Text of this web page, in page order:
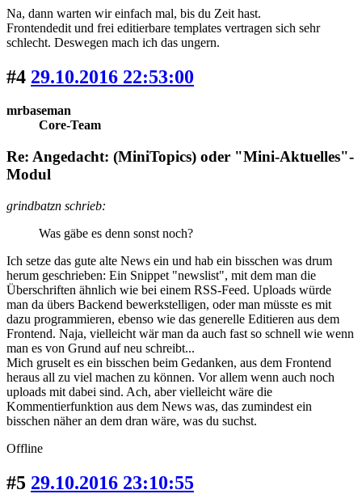
Na, dann warten wir einfach mal, bis du Zeit hast.
Frontendedit und frei editierbare templates vertragen sich sehr
schlecht. Deswegen mach ich das ungern.
#4 29.10.2016 22:53:00
mrbaseman
Core-Team
Re: Angedacht: (MiniTopics) oder "Mini-Aktuelles"-
Modul
grindbatzn schrieb:
Was gäbe es denn sonst noch?
Ich setze das gute alte News ein und hab ein bisschen was drum
herum geschrieben: Ein Snippet "newslist", mit dem man die
Überschriften ähnlich wie bei einem RSS-Feed. Uploads würde
man da übers Backend bewerkstelligen, oder man müsste es mit
dazu programmieren, ebenso wie das generelle Editieren aus dem
Frontend. Naja, vielleicht wär man da auch fast so schnell wie wenn
man es von Grund auf neu schreibt...
Mich gruselt es ein bisschen beim Gedanken, aus dem Frontend
heraus all zu viel machen zu können. Vor allem wenn auch noch
uploads mit dabei sind. Ach, aber vielleicht wäre die
Kommentierfunktion aus dem News was, das zumindest ein
bisschen näher an dem dran wäre, was du suchst.
Offline
#5 29.10.2016 23:10:55